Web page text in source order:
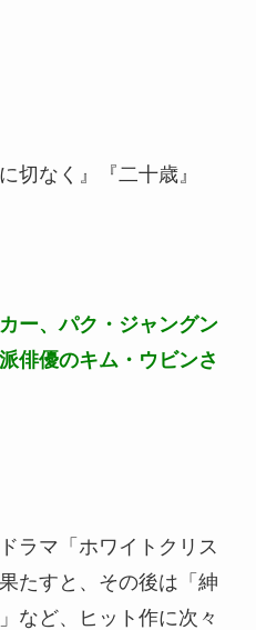
切なく』『二十歳』
ー、パク・ジャングン
俳優のキム・ウビンさ
ラマ「ホワイトクリス
たすと、その後は「紳
など、ヒット作に次々